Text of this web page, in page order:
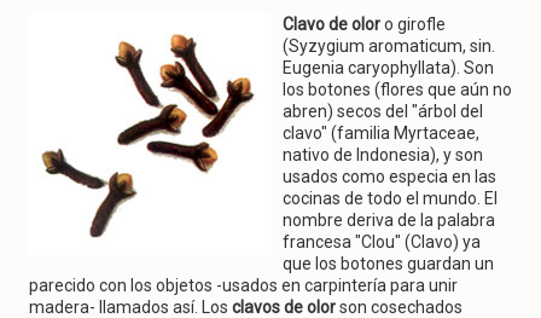
Clavo de oloro girofle
(Syzygium aromaticum, sin.
Eugenia caryophyllata). Son
los botones (flores que aún no
abren) secos del "árbol del
clavo" (familia Myrtaceae,
nativo de Indonesia), y son
usados como especia en las
cocinas de todo el mundo. El
nombre deriva de la palabra
francesa "Clou" (Clavo) ya
que los botones guardan un
parecido con los objetos -usados en carpintería para unir
madera- llamados así. Los clavos de olorson cosechados